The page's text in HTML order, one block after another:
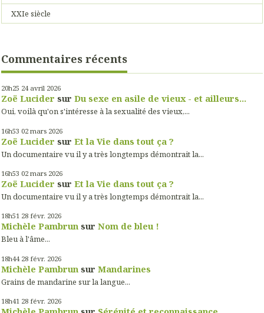
XXIe siècle
Commentaires récents
20h25 24 avril 2026
Zoë Lucider sur Du sexe en asile de vieux - et ailleurs...
Oui, voilà qu'on s'intéresse à la sexualité des vieux,...
16h53 02 mars 2026
Zoë Lucider sur Et la Vie dans tout ça ?
Un documentaire vu il y a très longtemps démontrait la...
16h53 02 mars 2026
Zoë Lucider sur Et la Vie dans tout ça ?
Un documentaire vu il y a très longtemps démontrait la...
18h51 28 févr. 2026
Michèle Pambrun sur Nom de bleu !
Bleu à l'âme...
18h44 28 févr. 2026
Michèle Pambrun sur Mandarines
Grains de mandarine sur la langue...
18h41 28 févr. 2026